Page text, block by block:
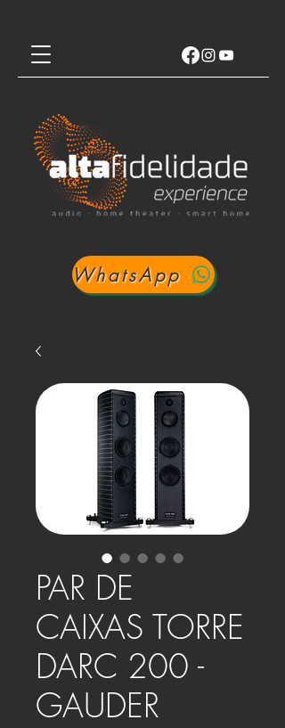
WhatsApp
PAR DE
CAIXAS TORRE
DARC 200 -
GAUDER